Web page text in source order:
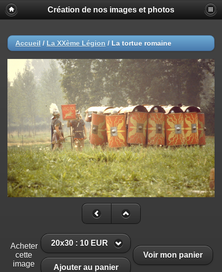
Création de nos images et photos
Accueil / La XXème Légion / La tortue romaine
Acheter
cette
image
20x30 : 10 EUR
Ajouter au panier
Voir mon panier